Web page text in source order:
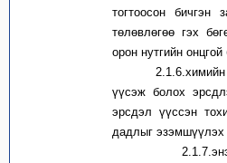
тогтоосон бичгэн
төлөвлөгөө гэх
орон нутгийн
2.1.6.химийн
үүсэж болох
эрсдэл үүссэн
дадлыг эзэмшүүлэх
2.1.7.энэхүү